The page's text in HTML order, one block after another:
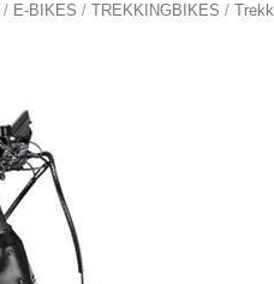
/ E-BIKES / TREKKINGBIKES /